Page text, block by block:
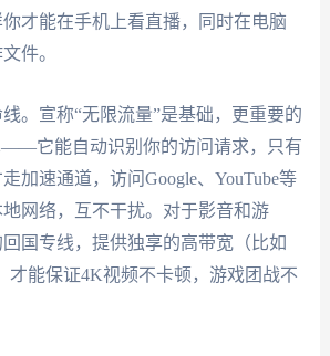
才能在手机上看直播，同时在电脑
件。
。宣称“无限流量”是基础，更重要的
——它能自动识别你的访问请求，只有
加速通道，访问Google、YouTube等
网络，互不干扰。对于影音和游
国专线，提供独享的高带宽（比如
才能保证4K视频不卡顿，游戏团战不